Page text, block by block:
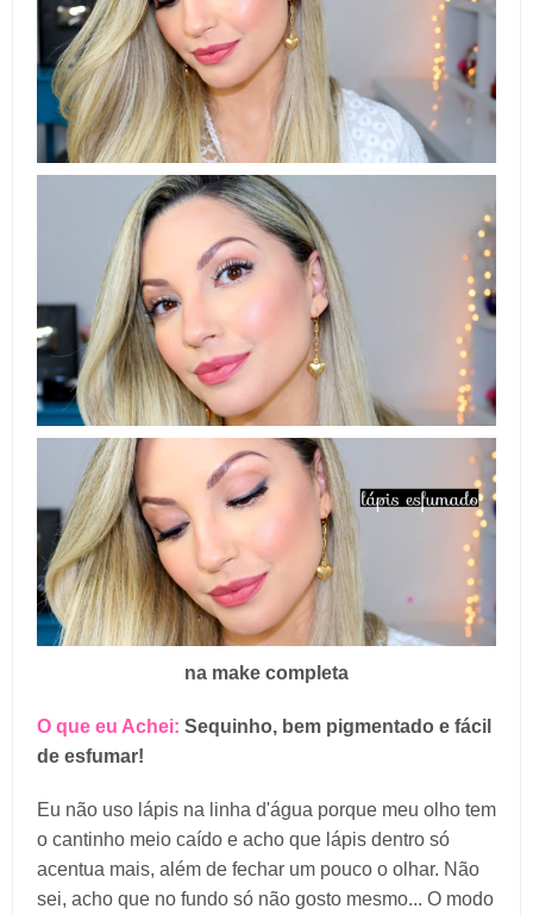
na make completa
O que eu Achei: Sequinho, bem pigmentado e fácil
de esfumar!
Eu não uso lápis na linha d'água porque meu olho tem
o cantinho meio caído e acho que lápis dentro só
acentua mais, além de fechar um pouco o olhar. Não
sei, acho que no fundo só não gosto mesmo... O modo